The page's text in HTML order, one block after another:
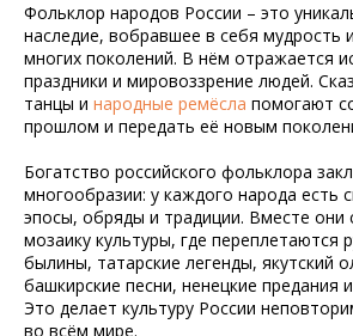
Фольклор народов России – это
наследие, вобравшее в себя мудрость
многих поколений. В нём отражается
праздники и мировоззрение людей.
танцы и народные ремёсла помогают
прошлом и передать её новым
Богатство российского фольклора
многообразии: у каждого народа есть
эпосы, обряды и традиции. Вместе они
мозаику культуры, где переплетаются
былины, татарские легенды, якутский
башкирские песни, ненецкие предания
Это делает культуру России
во всём мире.